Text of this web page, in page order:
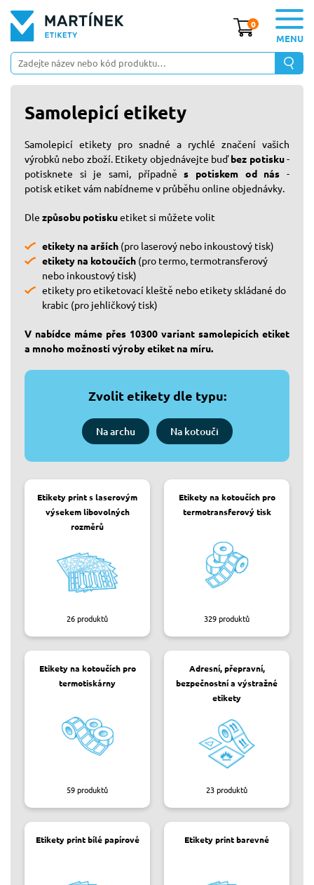
0
MENU
Samolepicí etikety
Samolepicí etikety pro snadné a rychlé značení vašich
výrobků nebo zboží. Etikety objednávejte buďbez potisku-
potisknete si je sami, případněs potiskem od nás-
potisk etiket vám nabídneme v průběhu online objednávky.
Dle způsobu potiskuetiket si můžete volit
etikety na arších (pro laserový nebo inkoustový tisk)
etikety na kotoučích (pro termo, termotransferový
nebo inkoustový tisk)
etikety pro etiketovací kleště nebo etikety skládané do
krabic (pro jehličkový tisk)
V nabídce máme přes 10300 variant samolepicích etiket
a mnoho možností výroby etiket na míru.
Zvolit etiketydle typu:
Na archu Na kotouči
Etikety print s laserovým
výsekem libovolných
rozměrů
26produktů
Etikety na kotoučích pro
termotransferový tisk
329produktů
Etikety na kotoučích pro
termotiskárny
59produktů
Adresní, přepravní,
bezpečnostní a výstražné
etikety
23produktů
Etikety print bílé papírové Etikety print barevné